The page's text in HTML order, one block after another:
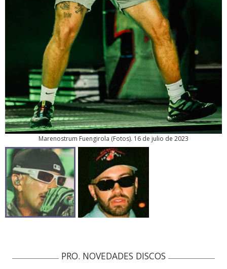
Marenostrum Fuengirola (Fotos). 16 de julio de 2023
PRO. NOVEDADES DISCOS